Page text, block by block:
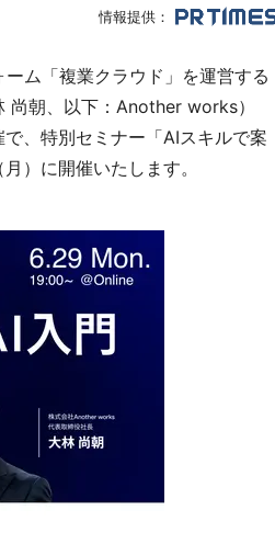
情報提供：
ム「複業クラウド」を運営する
朝、以下：Another works）
、特別セミナー「AIスキルで案
）に開催いたします。